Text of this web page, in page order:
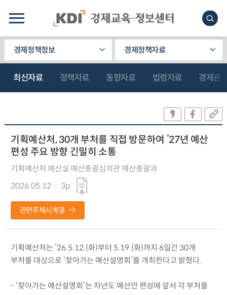
경제정책정보 경제정책자료
최신자료 정책자료 동향자료 법령자료 경제관
기획예산처, 30개 부처를 직접 방문하여 ’27년 예산
편성 주요 방향 긴밀히 소통
기획예산처 예산실 예산총괄심의관 예산총괄과
2026.05.12
3p
관련주제시계열
기획예산처는 ’26.5.12.(화)부터 5.19.(화)까지 6일간 30개
부처를 대상으로 ‘찾아가는 예산설명회’를 개최한다고 밝혔다.
- ‘찾아가는 예산설명회’는 차년도 예산안 편성에 앞서 각 부처를